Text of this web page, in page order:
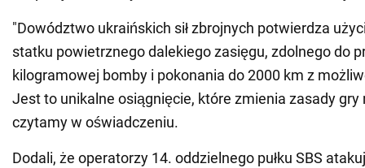
"Dowództwo ukraińskich sił zbrojnych potwierdza
statku powietrznego dalekiego zasięgu, zdolnego do
kilogramowej bomby i pokonania do 2000 km z
Jest to unikalne osiągnięcie, które zmienia zasady gry
czytamy w oświadczeniu.
Dodali, że operatorzy 14. oddzielnego pułku SBS